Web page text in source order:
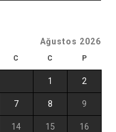
Ağustos 2026
C C P
1 2
7 8 9
14 15 16